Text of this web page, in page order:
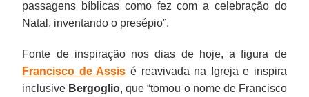
passagens bíblicas como fez com a celebração do
Natal, inventando o presépio”.
Fonte de inspiração nos dias de hoje, a figura de
Francisco de Assis é reavivada na Igreja e inspira
inclusive Bergoglio, que “tomou o nome de Francisco